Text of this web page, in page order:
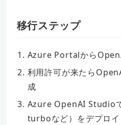
移行ステップ
Azure Portalから
利用許可が来たら
成
Azure OpenAI Studio
turboなど）をデプロイ